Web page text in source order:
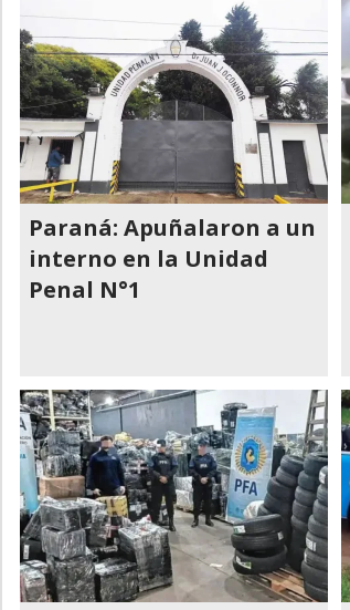
Paraná: Apuñalaron a un
interno en la Unidad
Penal N°1